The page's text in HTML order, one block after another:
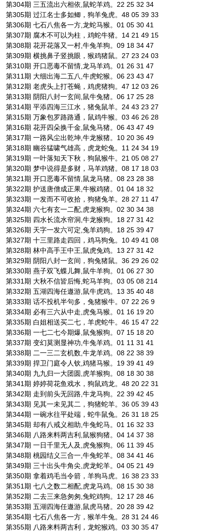
第304期 三五流出六相依,鼠蛇羊鸡。22 25 32 34
第305期 过江名士多如鲫，狗羊兔虎。48 05 39 33
第306期 七石八焦各一方,龙蛇马猴。01 05 30 41
第307期 腐木不可以为柱，鸡蛇牛猪。14 21 49 15
第308期 花开花落又一村,牛兔羊狗。09 18 34 47
第309期 横挑鼻子竖挑眼，猴鸡猪鼠。27 23 24 03
第310期 开口恶毒不留情,龙马羊鸡。01 26 31 47
第311期 大细出海二五八,牛虎蛇猴。06 23 43 47
第312期 老虎头上打苍蝇，鸡虎猪狗。47 12 03 26
第313期 阴阳八封一玄间,鼠牛兔猪。06 17 25 28
第314期 平添四海三江水，猪兔鼠羊。24 43 23 27
第315期 万象包罗路路通，鼠鸡牛猴。03 46 26 28
第316期 花开四朵换千金,鼠兔马猪。06 43 47 49
第317期 一路风尘出乾坤,牛龙猴猪。10 20 36 49
第318期 幽谷猛啸气雄高，虎龙蛇兔。11 24 34 19
第319期 一叶落知天下秋，狗鼠猴牛。21 05 08 27
第320期 梦中说得是多财，马羊鸡猪。08 17 18 03
第321期 开口恶毒不留情,鼠龙马猪。08 23 28 38
第322期 护送唐僧成正果,牛猴鸡猪。01 04 18 32
第323期 一发而不可收拾，狗猪兔羊。28 27 11 47
第324期 六七有玄一二配,虎龙猴狗。02 30 34 38
第325期 四水长流水帘洞,牛龙猴狗。18 27 31 42
第326期 天字一发六可定,兔羊鸡狗。18 25 39 47
第327期 十三里路走四回，鸡马狗兔。10 49 41 08
第328期 林中高手王中王,鼠虎兔鸡。13 27 31 42
第329期 阴阳八封一玄间，狗兔猪鼠。36 29 26 02
第330期 燕子双飞蝶儿舞,鼠牛羊狗。01 06 27 30
第331期 大秋不信皆后悔,蛇马羊狗。03 05 08 214
第332期 五湖四海任遨游,鼠牛虎鸡。13 35 40 48
第333期 话不投机半句多，兔猪猴牛。07 22 26 9
第334期 必有三六从中走,虎兔马猴。01 16 19 20
第335期 白姐相送买二七，羊虎蛇牛。46 15 47 22
第336期 一七二七今期爆,鼠兔猴狗。07 15 18 20
第337期 变幻莫测显神功,牛兔羊鸡。01 11 31 41
第338期 二一三二玄机数,牛龙羊鸡。08 22 38 39
第339期 捍卫门庭令人钦,鸡猪马猴。19 39 41 49
第340期 九九归一大团圆,虎羊猴狗。08 18 30 38
第341期 婷婷荷花鱼戏水，狗鼠鸡龙。48 20 22 31
第342期 走到前头无回路,牛龙马狗。22 39 42 45
第343期 见其一未见其二，狗猪蛇羊。36 05 39 43
第344期 一碗水往平处端，蛇牛鼠兔。26 31 18 25
第345期 却有八戒义相助,牛兔蛇马。01 16 32 33
第346期 八路来料两吉利,鼠猴狗猪。04 14 37 38
第347期 一日千里无人及,虎兔猴狗。06 11 39 45
第348期 桃园结义三合一,牛兔蛇羊。08 34 41 46
第349期 三十出头牛角尖,虎龙蛇羊。04 05 21 49
第350期 拿着鸡毛当令箭，羊狗马虎。16 38 23 33
第351期 七八之数二相配,虎龙马鸡。08 15 30 38
第352期 二去三来急匆匆,兔蛇鸡狗。12 17 28 46
第353期 五湖四海任遨游,鼠虎马猪。20 28 39 42
第354期 七石八焦各一方，猴羊牛兔。28 31 24 46
第355期 八路来料两吉利，龙蛇猴鸡。03 30 35 47